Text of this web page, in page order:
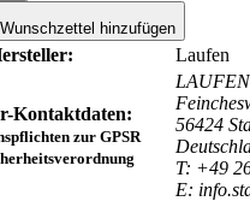
hinzufügen
Laufen
Kontaktdaten:
zur GPSR
56424
T: +49
E: